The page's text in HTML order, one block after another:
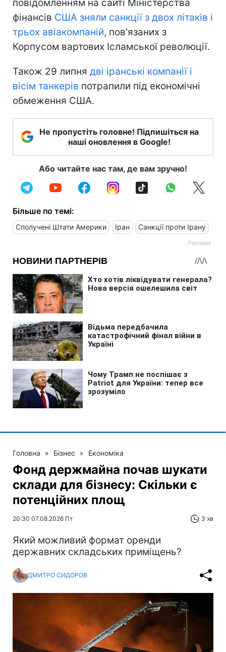
повідомленням на сайті Міністерства
фінансів США зняли санкції з двох літаків і
трьох авіакомпаній, пов'язаних з
Корпусом вартових Ісламської революції.
Також 29 липня дві іранські компанії і
вісім танкерів потрапили під економічні
обмеження США.
Не пропустіть головне! Підпишіться на
наші оновлення в Google!
Або читайте нас там, де вам зручно!
Більше по темі:
Сполучені Штати Америки Іран Санкції проти Ірану
Головна » Бізнес » Економіка
Фонд держмайна почав шукати
склади для бізнесу: Скільки є
потенційних площ
20:30 07.08.2026 Пт 3 хв
Який можливий формат оренди
державних складських приміщень?
ДМИТРО СИДОРОВ